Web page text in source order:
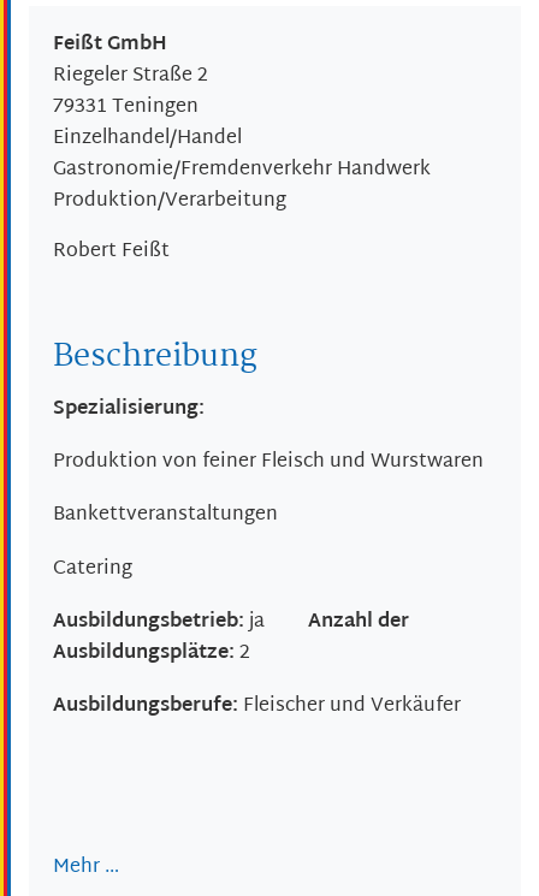
Feißt GmbH
Riegeler Straße 2
79331Teningen
Einzelhandel/Handel
Gastronomie/Fremdenverkehr Handwerk
Produktion/Verarbeitung
RobertFeißt
Beschreibung
Spezialisierung:
Produktion von feiner Fleisch und Wurstwaren
Bankettveranstaltungen
Catering
Ausbildungsbetrieb:ja Anzahl der
Ausbildungsplätze:2
Ausbildungsberufe: Fleischer und Verkäufer
Mehr …